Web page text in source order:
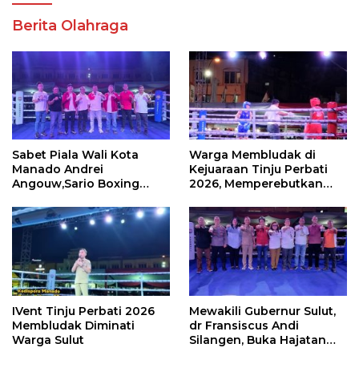
Berita Olahraga
Sabet Piala Wali Kota
Manado Andrei
Angouw,Sario Boxing
Perbati 2026
Warga Membludak di
Kejuaraan Tinju Perbati
2026, Memperebutkan
IVent Tinju Perbati 2026
Membludak Diminati
Warga Sulut
Mewakili Gubernur Sulut,
dr Fransiscus Andi
Silangen, Buka Hajatan